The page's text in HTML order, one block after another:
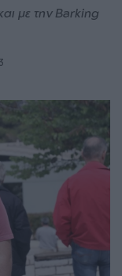
με την Barking